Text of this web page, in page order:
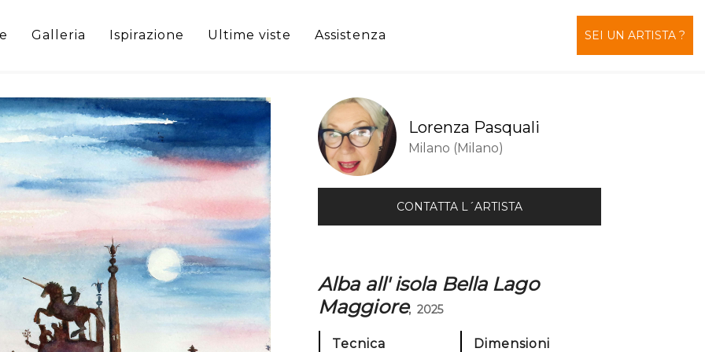
Galleria Ispirazione Ultime viste Assistenza SEI UN ARTISTA ?
Lorenza Pasquali
Milano (Milano)
CONTATTA L´ARTISTA
Alba all' isola Bella Lago
Maggiore, 2025
Tecnica Dimensioni